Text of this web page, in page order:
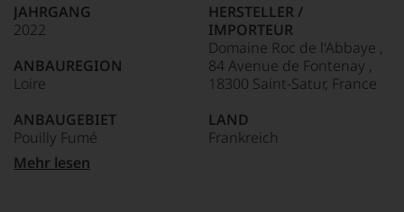
Unter 85 Punkte:
kaum
ein
Das
dokumentieren
auch
und
gerade
mit
JAHRGANG
2022
ANBAUREGION
Loire
ANBAUGEBIET
Pouilly Fumé
APPELLATION
HERSTELLER /
IMPORTEUR
Domaine Roc de l'Abbaye ,
84 Avenue de Fontenay ,
18300 Saint-Satur, France
LAND
Frankreich
Mehr lesen